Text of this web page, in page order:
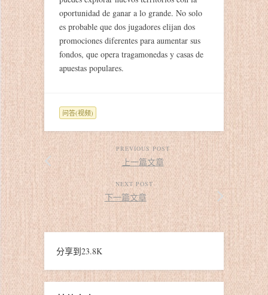
oportunidad de ganar a lo grande. No solo
es probable que dos jugadores elijan dos
promociones diferentes para aumentar sus
fondos, que opera tragamonedas y casas de
apuestas populares.
问答(视频)
PREVIOUS POST
上一篇文章
NEXT POST
下一篇文章
分享到23.8K